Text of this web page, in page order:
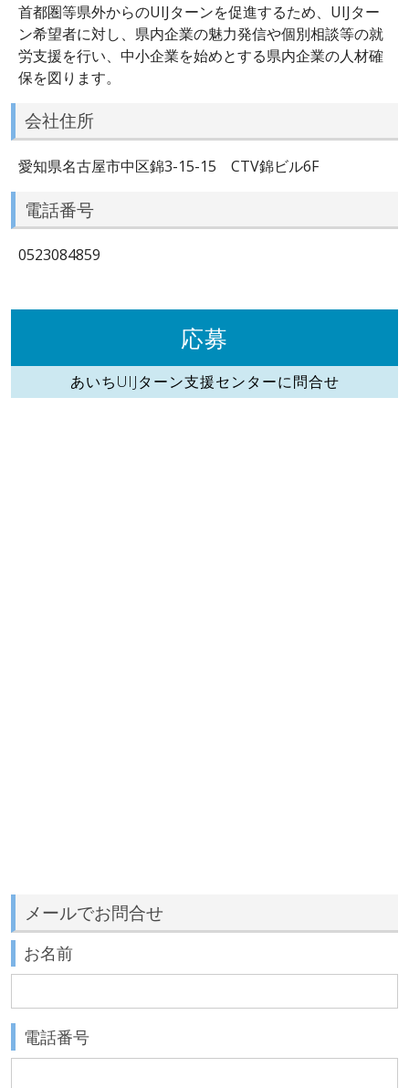
首都圏等県外からのUIJターンを促進するため、UIJター
ン希望者に対し、県内企業の魅力発信や個別相談等の就
労支援を行い、中小企業を始めとする県内企業の人材確
保を図ります。
会社住所
愛知県名古屋市中区錦3-15-15 CTV錦ビル6F
電話番号
0523084859
応募
あいちUIJターン支援センターに問合せ
メールでお問合せ
お名前
電話番号